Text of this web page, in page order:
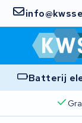
Batterij